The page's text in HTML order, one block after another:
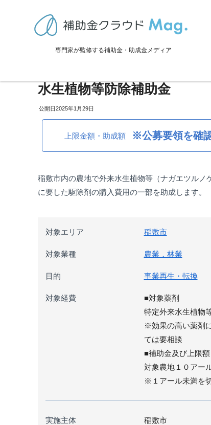
専門家が監修する補助金・助成金メディア
>補助金・助成金詳細
茨城県稲敷市：ナガエツ
水生植物等防除補助金
2025年1月29日
上限金額・助成額 ※公募要領を確
稲敷市内の農地で外来水生植物等（ナガエツル
に要した駆除剤の購入費用の一部を助成します。
対象エリア 稲敷市
対象業種 農業，林業
目的 事業再生・転換
対象経費
■対象薬剤
特定外来水生植物
※効果の高い薬剤
ては要相談
■補助金及び上限額
対象農地１０アー
※１アール未満を
実施主体 稲敷市